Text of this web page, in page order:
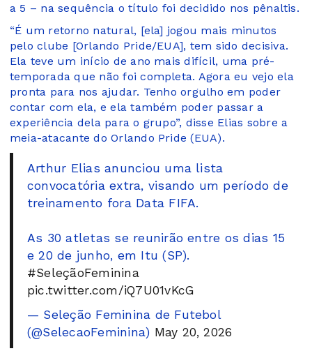
a 5 – na sequência o título foi decidido nos pênaltis.
“É um retorno natural, [ela] jogou mais minutos
pelo clube [Orlando Pride/EUA], tem sido decisiva.
Ela teve um início de ano mais difícil, uma pré-
temporada que não foi completa. Agora eu vejo ela
pronta para nos ajudar. Tenho orgulho em poder
contar com ela, e ela também poder passar a
experiência dela para o grupo”, disse Elias sobre a
meia-atacante do Orlando Pride (EUA).
Arthur Elias anunciou uma lista
convocatória extra, visando um período de
treinamento fora Data FIFA.
As 30 atletas se reunirão entre os dias 15
e 20 de junho, em Itu (SP).
#SeleçãoFeminina
pic.twitter.com/iQ7U01vKcG
— Seleção Feminina de Futebol
(@SelecaoFeminina) May 20, 2026